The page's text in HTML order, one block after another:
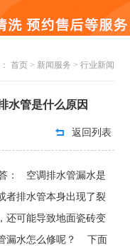
首页> 新闻服务 > 行业新闻
水管是什么原因
返回列表
： 空调排水管漏水是
者排水管本身出现了裂
还可能导致地面瓷砖变
漏水怎么修呢？ 下面